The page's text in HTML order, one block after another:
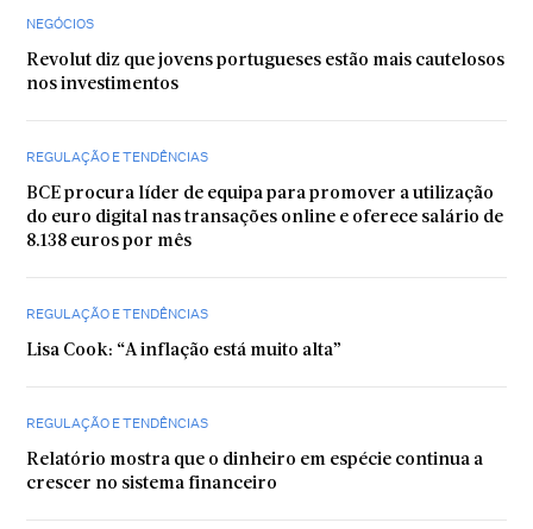
NEGÓCIOS
Revolut diz que jovens portugueses estão mais cautelosos
nos investimentos
REGULAÇÃO E TENDÊNCIAS
BCE procura líder de equipa para promover a utilização
do euro digital nas transações online e oferece salário de
8.138 euros por mês
REGULAÇÃO E TENDÊNCIAS
Lisa Cook: “A inflação está muito alta”
REGULAÇÃO E TENDÊNCIAS
Relatório mostra que o dinheiro em espécie continua a
crescer no sistema financeiro